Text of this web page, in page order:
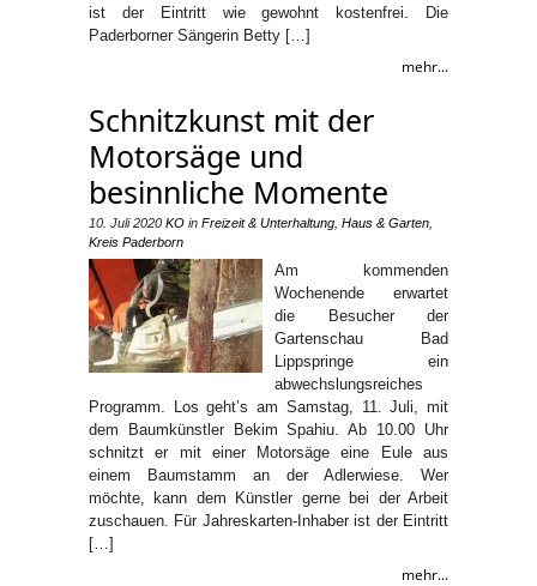
ist der Eintritt wie gewohnt kostenfrei. Die
Paderborner Sängerin Betty […]
mehr...
Schnitzkunst mit der
Motorsäge und
besinnliche Momente
10. Juli 2020 KO in Freizeit & Unterhaltung Haus & Garten
Kreis Paderborn
Am kommenden
Wochenende erwartet
die Besucher der
Gartenschau Bad
Lippspringe ein
abwechslungsreiches
Programm. Los geht’s am Samstag, 11. Juli, mit
dem Baumkünstler Bekim Spahiu. Ab 10.00 Uhr
schnitzt er mit einer Motorsäge eine Eule aus
einem Baumstamm an der Adlerwiese. Wer
möchte, kann dem Künstler gerne bei der Arbeit
zuschauen. Für Jahreskarten-Inhaber ist der Eintritt
[…]
mehr...